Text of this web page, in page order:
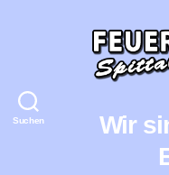
Suchen
Wir